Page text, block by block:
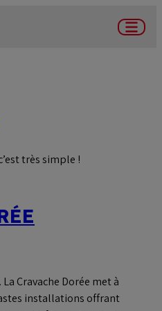
Menu
très simple !
Cravache Dorée met à
installations offrant